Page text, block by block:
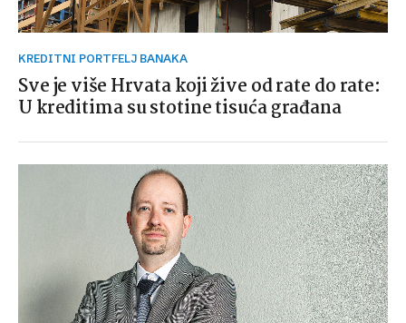
KREDITNI PORTFELJ BANAKA
Sve je više Hrvata koji žive od rate do rate:
U kreditima su stotine tisuća građana